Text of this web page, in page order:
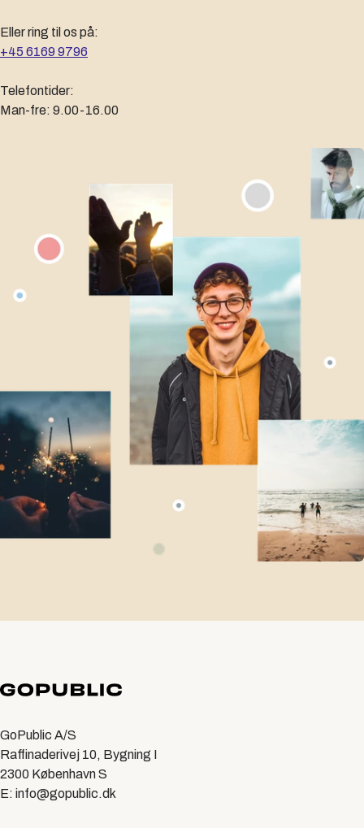
Eller ring til os på:
+45 6169 9796
Telefontider:
Man-fre: 9.00-16.00
GoPublic A/S
Raffinaderivej 10, Bygning I
2300 København S
E: info@gopublic.dk